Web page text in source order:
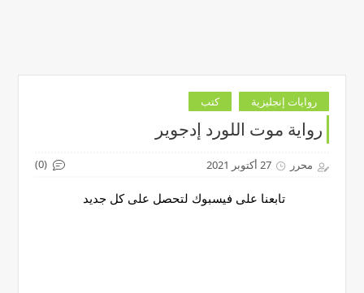
روايات إنجليزية كتب
رواية موت اللورد إدجوير
محرر 27 أكتوبر 2021 (0)
تابعنا على فيسبوك لتحصل على كل جديد